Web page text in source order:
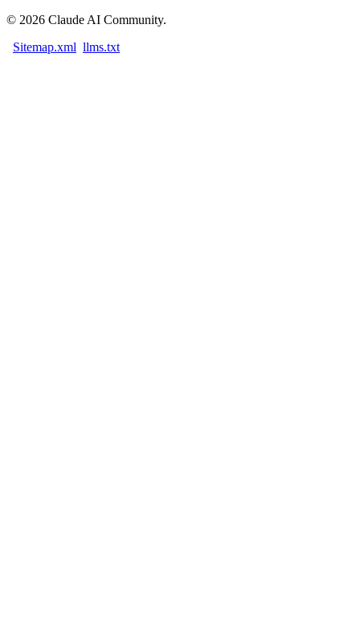
© 2026 Claude AI Community.
Sitemap.xml llms.txt